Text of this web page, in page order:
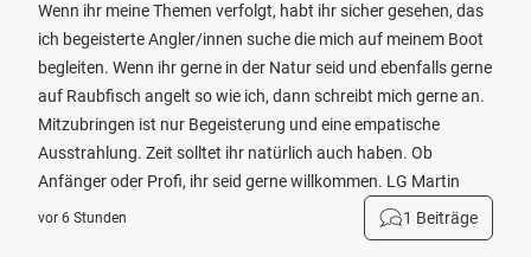
Wenn ihr meine Themen verfolgt, habt ihr sicher gesehen, das
ich begeisterte Angler/innen suche die mich auf meinem Boot
begleiten. Wenn ihr gerne in der Natur seid und ebenfalls gerne
auf Raubfisch angelt so wie ich, dann schreibt mich gerne an.
Mitzubringen ist nur Begeisterung und eine empatische
Ausstrahlung. Zeit solltet ihr natürlich auch haben. Ob
Anfänger oder Profi, ihr seid gerne willkommen. LG Martin
vor 6 Stunden 1 Beiträge